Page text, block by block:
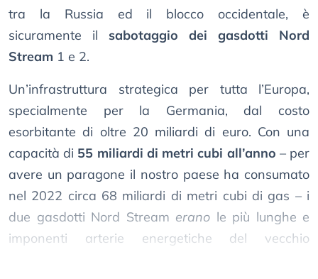
tra la Russia ed il blocco occidentale, è
sicuramente il sabotaggio dei gasdotti Nord
Stream 1 e 2.
Un’infrastruttura strategica per tutta l’Europa,
specialmente per la Germania, dal costo
esorbitante di oltre 20 miliardi di euro. Con una
capacità di 55 miliardi di metri cubi all’anno – per
avere un paragone il nostro paese ha consumato
nel 2022 circa 68 miliardi di metri cubi di gas – i
due gasdotti Nord Stream erano le più lunghe e
imponenti arterie energetiche del vecchio